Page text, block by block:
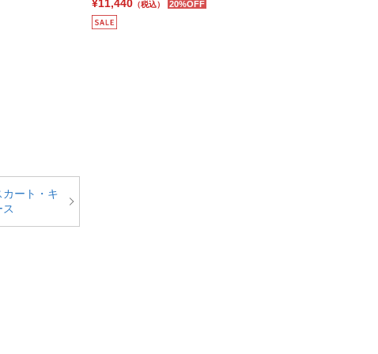
¥11,440 （税込） 20%OFF
ート・キ
ス